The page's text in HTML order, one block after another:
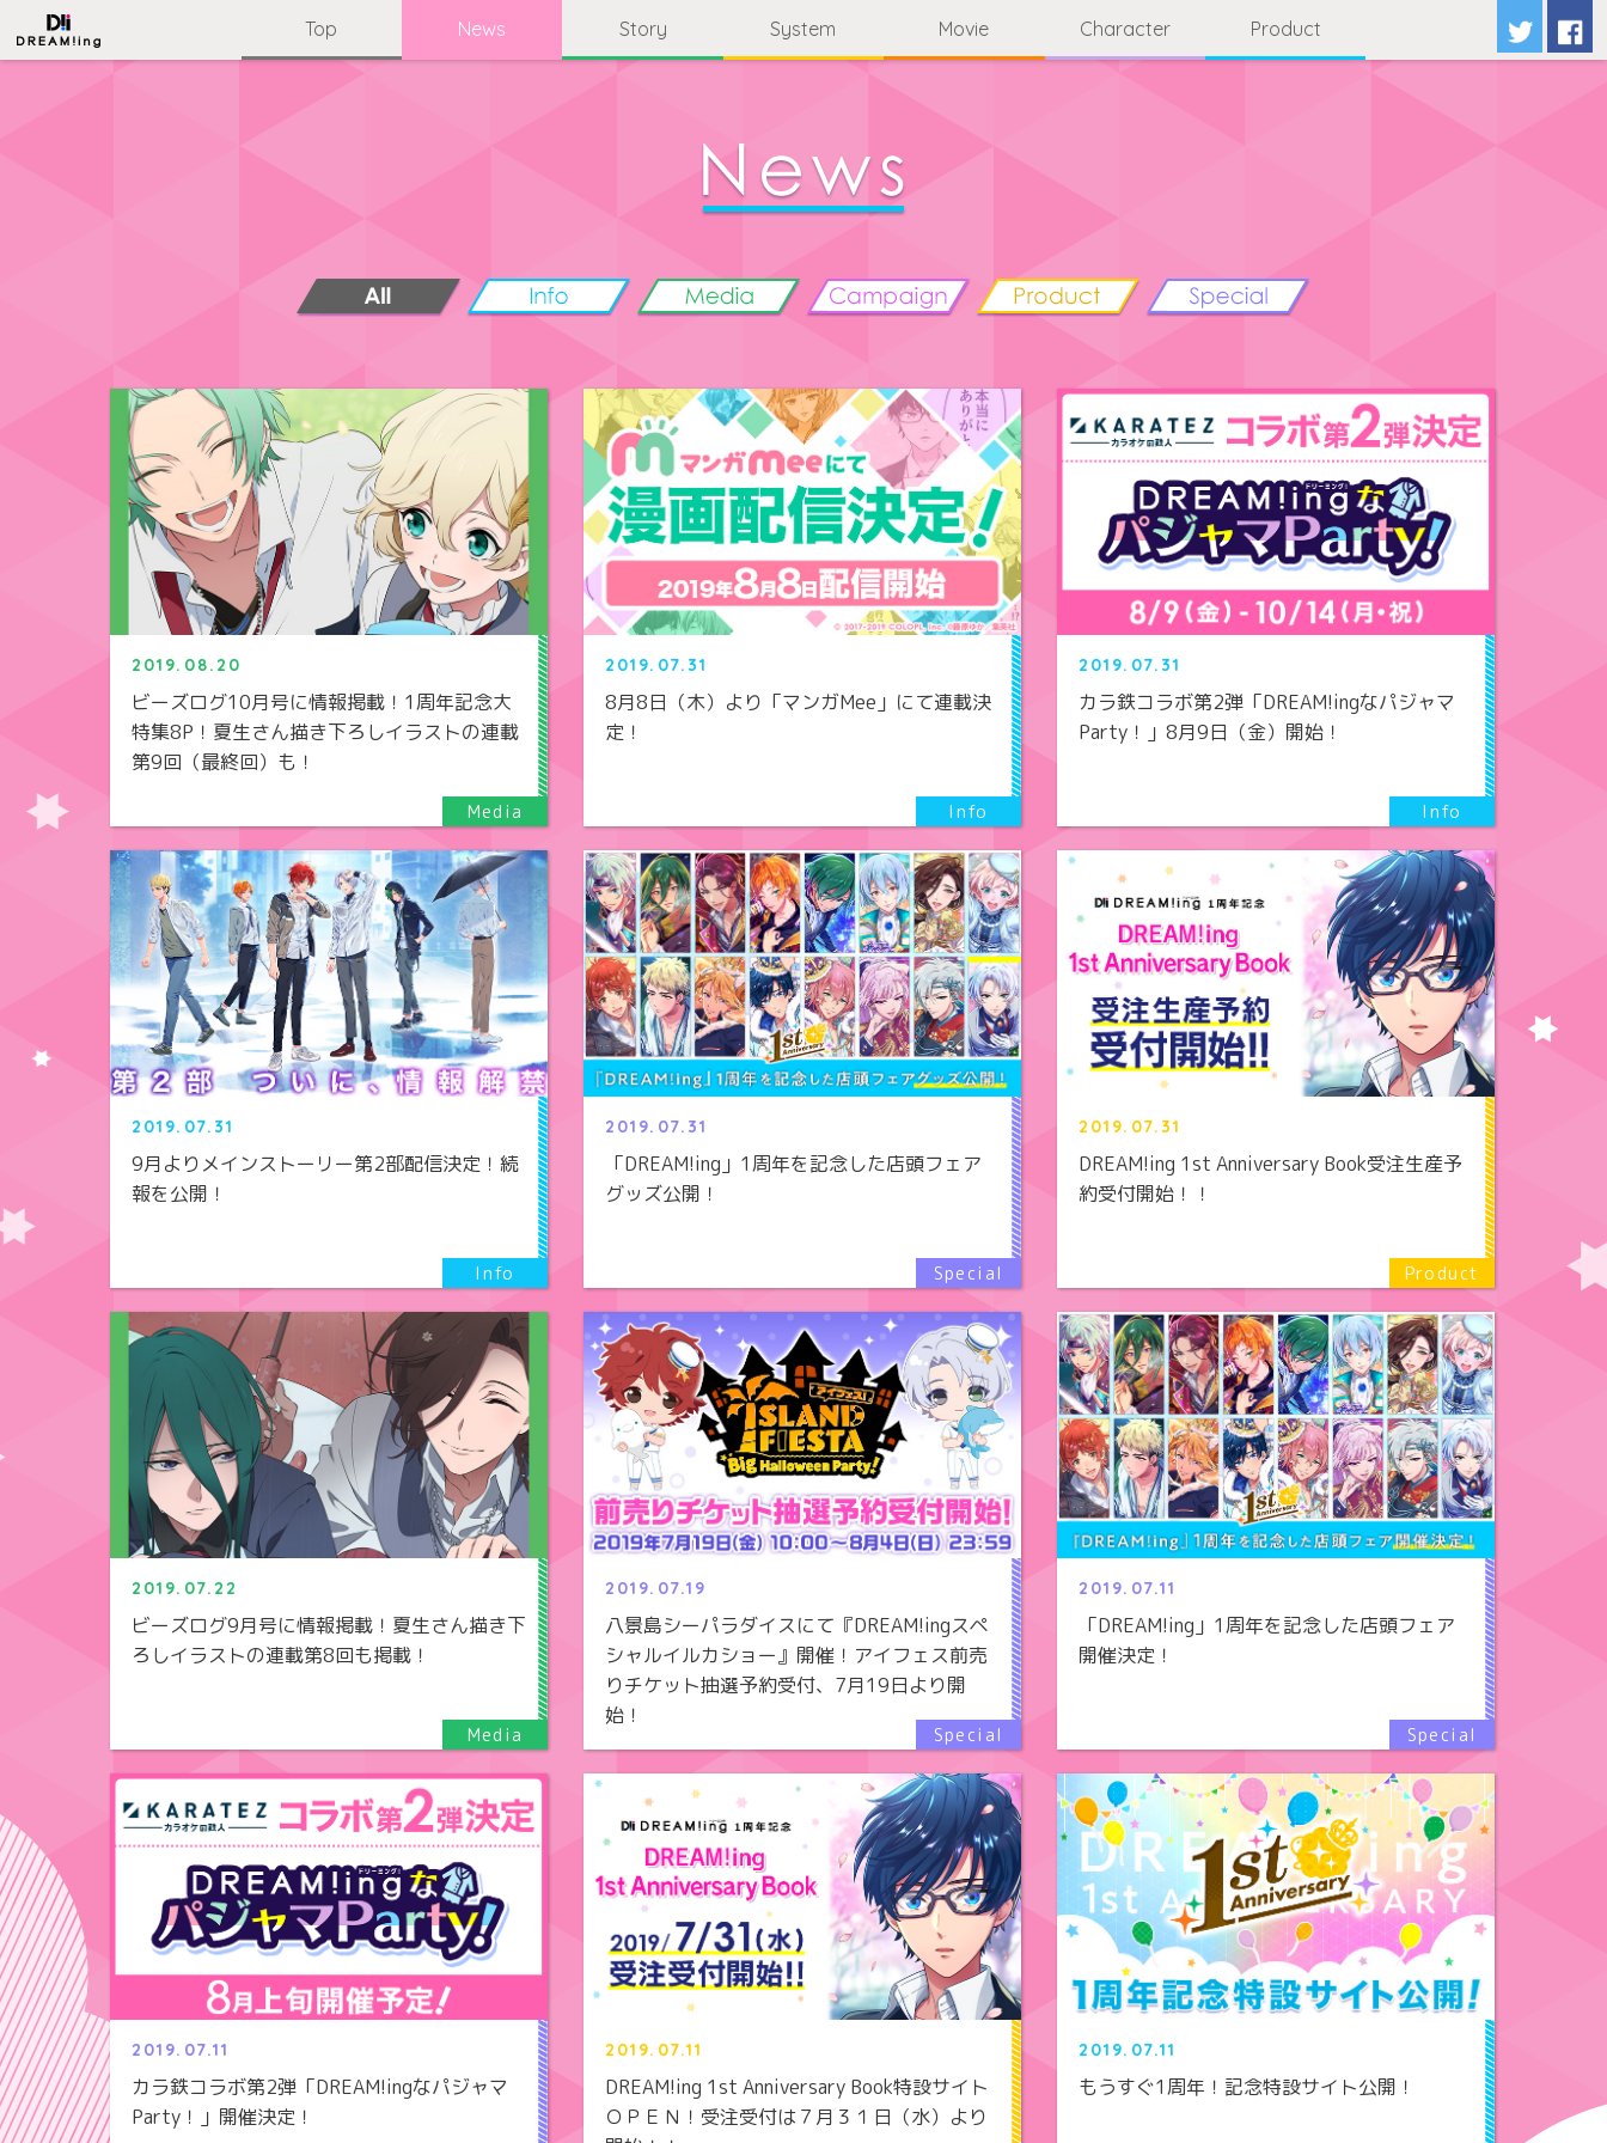
Top News Story System Movie Character Product
2019.08.20
ビーズログ10月号に情報掲載！1周年記念大
特集8P！夏生さん描き下ろしイラストの連載
第9回（最終回）も！
2019.07.31
8月8日（木）より「マンガMee」にて連載決
定！
2019.07.31
カラ鉄コラボ第2弾「DREAM!ingなパジャマ
Party！」8月9日（金）開始！
2019.07.31
9月よりメインストーリー第2部配信決定！続
報を公開！
2019.07.31
「DREAM!ing」1周年を記念した店頭フェア
グッズ公開！
2019.07.31
DREAM!ing 1st Anniversary Book受注生産予
約受付開始！！
2019.07.22
ビーズログ9月号に情報掲載！夏生さん描き下
ろしイラストの連載第8回も掲載！
2019.07.19
八景島シーパラダイスにて『DREAM!ingスペ
シャルイルカショー』開催！アイフェス前売
りチケット抽選予約受付、7月19日より開
始！
2019.07.11
「DREAM!ing」1周年を記念した店頭フェア
開催決定！
2019.07.11
カラ鉄コラボ第2弾「DREAM!ingなパジャマ
Party！」開催決定！
2019.07.11
DREAM!ing 1st Anniversary Book特設サイト
ＯＰＥＮ！受注受付は７月３１日（水）より
2019.07.11
もうすぐ1周年！記念特設サイト公開！